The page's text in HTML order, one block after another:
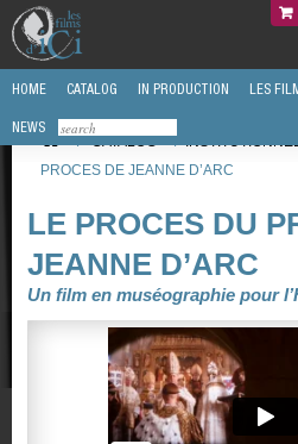
HOME CATALOG IN PRODUCTION LES
NEWS
/
CATALOG /
PROCES DE JEANNE D’ARC
LE PROCES DU
JEANNE D’ARC
Un film en muséographie pour